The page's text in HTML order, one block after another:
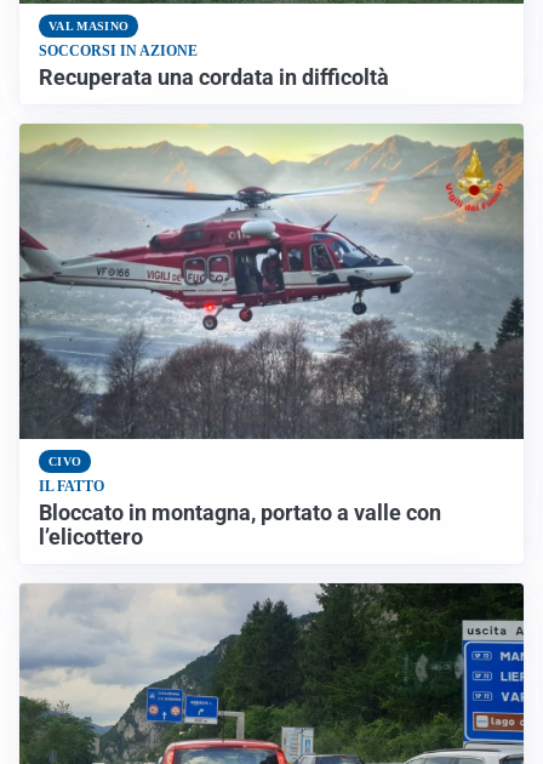
VAL MASINO
SOCCORSI IN AZIONE
Recuperata una cordata in difficoltà
CIVO
IL FATTO
Bloccato in montagna, portato a valle con
l’elicottero